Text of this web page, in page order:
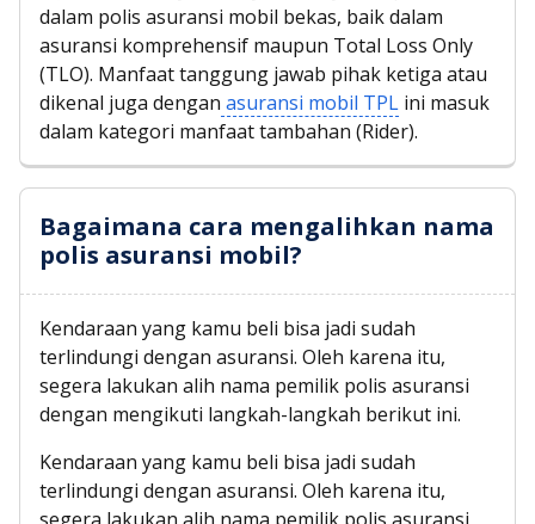
dalam polis asuransi mobil bekas, baik dalam
asuransi komprehensif maupun Total Loss Only
(TLO). Manfaat tanggung jawab pihak ketiga atau
dikenal juga dengan asuransi mobil TPL ini masuk
dalam kategori manfaat tambahan (Rider).
Bagaimana cara mengalihkan nama
polis asuransi mobil?
Kendaraan yang kamu beli bisa jadi sudah
terlindungi dengan asuransi. Oleh karena itu,
segera lakukan alih nama pemilik polis asuransi
dengan mengikuti langkah-langkah berikut ini.
Kendaraan yang kamu beli bisa jadi sudah
terlindungi dengan asuransi. Oleh karena itu,
segera lakukan alih nama pemilik polis asuransi